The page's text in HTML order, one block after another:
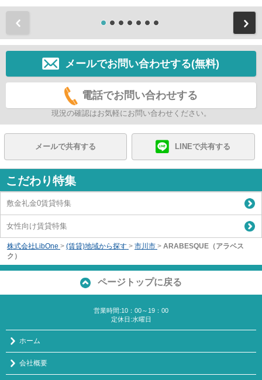
メールでお問い合わせする(無料)
電話でお問い合わせする
現況の確認はお気軽にお問い合わせください。
メールで共有する LINEで共有する
こだわり特集
敷金礼金0賃貸特集
女性向け賃貸特集
株式会社LibOne > (賃貸)地域から探す > 市川市 > ARABESQUE（アラベス
ク）
ページトップに戻る
営業時間:10：00～19：00
定休日:水曜日
ホーム
会社概要